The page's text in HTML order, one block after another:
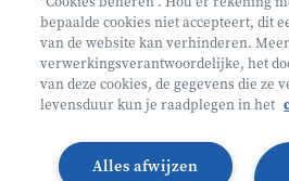
Volg onze Facebook pagina
Volg onze Instagram pagina
Volg onze LinkedIn
Volg onze TikTok
Partner van Helan
Toegankelijkheidsverklaring ↗
bepaalde cookies niet accepteert, dit
van de website kan verhinderen.
verwerkingsverantwoordelijke, het
van deze cookies, de gegevens die ze
levensduur kun je raadplegen in het
Alles afwijzen